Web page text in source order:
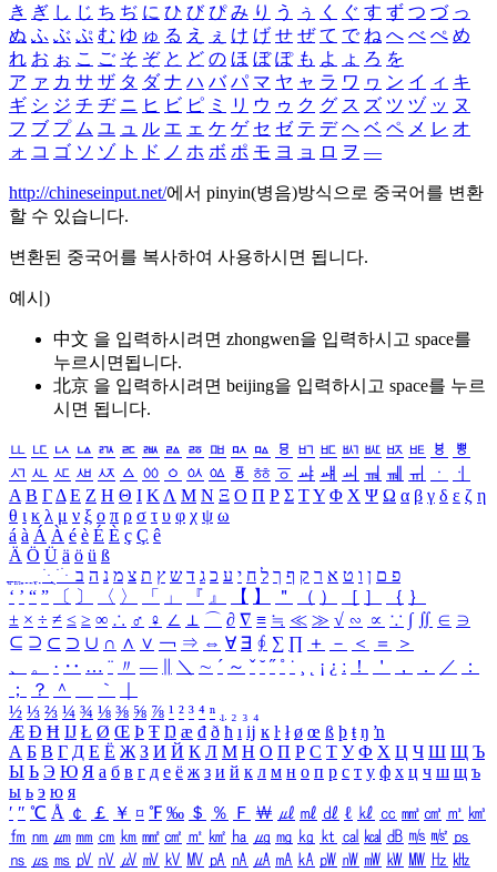
き ぎ し じ ち ぢ に ひ び ぴ み り う ぅ く ぐ す ず つ づ っ
ぬ ふ ぶ ぷ む ゆ ゅ る え ぇ け げ せ ぜ て で ね へ べ ぺ め
れ お ぉ こ ご そ ぞ と ど の ほ ぼ ぽ も よ ょ ろ を
ア ァ カ サ ザ タ ダ ナ ハ バ パ マ ヤ ャ ラ ワ ヮ ン イ ィ キ
ギ シ ジ チ ヂ ニ ヒ ビ ピ ミ リ ウ ゥ ク グ ス ズ ツ ヅ ッ ヌ
フ ブ プ ム ユ ュ ル エ ェ ケ ゲ セ ゼ テ デ ヘ ベ ペ メ レ オ
ォ コ ゴ ソ ゾ ト ド ノ ホ ボ ポ モ ヨ ョ ロ ヲ ―
http://chineseinput.net/에서 pinyin(병음)방식으로 중국어를 변환
할 수 있습니다.
변환된 중국어를 복사하여 사용하시면 됩니다.
예시)
中文 을 입력하시려면 zhongwen을 입력하시고 space를
누르시면됩니다.
北京 을 입력하시려면 beijing을 입력하시고 space를 누르
시면 됩니다.
ㅥ ㅦ ㅧ ㅨ ㅩ ㅪ ㅫ ㅬ ㅭ ㅮ ㅯ ㅰ ㅱ ㅲ ㅳ ㅴ ㅵ ㅶ ㅷ ㅸ
ㅹ
ㅺ ㅻ ㅼ ㅽ ㅾ ㅿ ㆀ ㆁ ㆂ ㆃ ㆄ ㆅ ㆆ ㆇ ㆈ ㆉ ㆊ ㆋ ㆌ ㆍ
ㆎ
Α Β ΓΔ Ε Ζ Η Θ Ι ΚΛ Μ Ν Ξ Ο Π Ρ Σ ΤΥ Φ Χ Ψ Ω α β γ δ ε ζ η
θ ι κ λ μ ν ξ ο π ρ σ τ υ φ χ ψ ω
á à Á À é è É È ç Ç ê
Ä Ö Ü ä ö ü ß
ִֶֹ ֻּ ׁׂ פ ם ן ו ט א ר ק ף ך ל ח י ע כ ג ד ש ץ ת צ מ נ ה ב
‘ ’ “ ” 〔 〕 〈 〉 「 」 『 』 【 】 ＂ （ ） ［ ］ ｛ ｝
± × ÷ ≠ ≤ ≥ ∞ ∴ ♂ ♀ ∠ ⊥ ⌒ ∂ ∇ ≡ ≒ ≪ ≫ √ ∽ ∝ ∵ ∫ ∬ ∈ ∋
⊆ ⊇ ⊂ ⊃ ∪ ∩ ∧ ∨ ￢ ⇒ ⇔ ∀ ∃ ∮ ∑ ∏ ＋ － ＜ ＝
＞
、
。 · ‥ … ¨ 〃 ― ＼ ∼ ´ ～ ˇ ˘ ˝ ˚ ˙ ¸ ¡ ¿ ː ！ ＇ ， ． ／
：
；
？ ＾ ｀
½ ⅓ ⅔ ¼ ¾ ⅛ ⅜ ⅝ ⅞ ¹ ² ³ ⁴ ⁿ ₁ ₂ ₃ ₄
Æ Ð Ħ Ĳ Ł Ø Œ Þ Ŧ Ŋ æ đ ð ħ ı ĳ ĸ ŀ ł ø œ ß þ ŧ ŋ ŉ
А Б В Г Д Е Ё Ж З И Й К Л М Н О П Р С Т У Ф Х Ц Ч Ш Щ Ъ
Ы Ь Э Ю Я а б в г д е ё ж з и й к л м н о п р с т у ф х ц ч ш щ ъ
ы ь э ю я
′ ″ ℃ Å ￠ ￡ ￥ ¤ ℉ ‰ ＄ ％ Ｆ ￦ ㎕ ㎖ ㎗ ℓ ㎘ ㏄ ㎣ ㎤ ㎥ ㎦
㎙ ㎚ ㎛ ㎜ ㎝ ㎞ ㎟ ㎠ ㎡ ㎢ ㏊ ㎍ ㎎ ㎏ ㏏ ㎈ ㎉ ㏈ ㎧ ㎨ ㎰
㎱ ㎲ ㎳ ㎴ ㎵ ㎶ ㎷ ㎸ ㎹ ㎀ ㎁ ㎂ ㎃ ㎄ ㎺ ㎻ ㎽ ㎾ ㎿ ㎐ ㎑